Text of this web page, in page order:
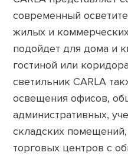
современный
жилых и
подойдет для дома и
гостиной или
светильник CARLA
освещения офисов,
административных,
складских
торговых центров с